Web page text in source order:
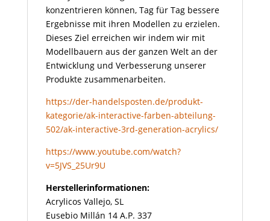
konzentrieren können, Tag für Tag bessere
Ergebnisse mit ihren Modellen zu erzielen.
Dieses Ziel erreichen wir indem wir mit
Modellbauern aus der ganzen Welt an der
Entwicklung und Verbesserung unserer
Produkte zusammenarbeiten.
https://der-handelsposten.de/produkt-
kategorie/ak-interactive-farben-abteilung-
502/ak-interactive-3rd-generation-acrylics/
https://www.youtube.com/watch?
v=5JVS_25Ur9U
Herstellerinformationen:
Acrylicos Vallejo, SL
Eusebio Millán 14 A.P. 337